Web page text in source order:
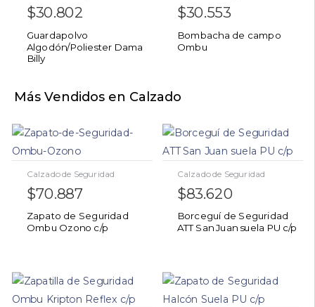
$30.802
Guardapolvo
Algodón/Poliester Dama
Billy
$30.553
Bombacha de campo
Ombu
Más Vendidos en Calzado
Calzado de Seguridad
$70.887
Zapato de Seguridad
Ombu Ozono c/p
Calzado de Seguridad
$83.620
Borceguí de Seguridad
ATT San Juan suela PU c/p